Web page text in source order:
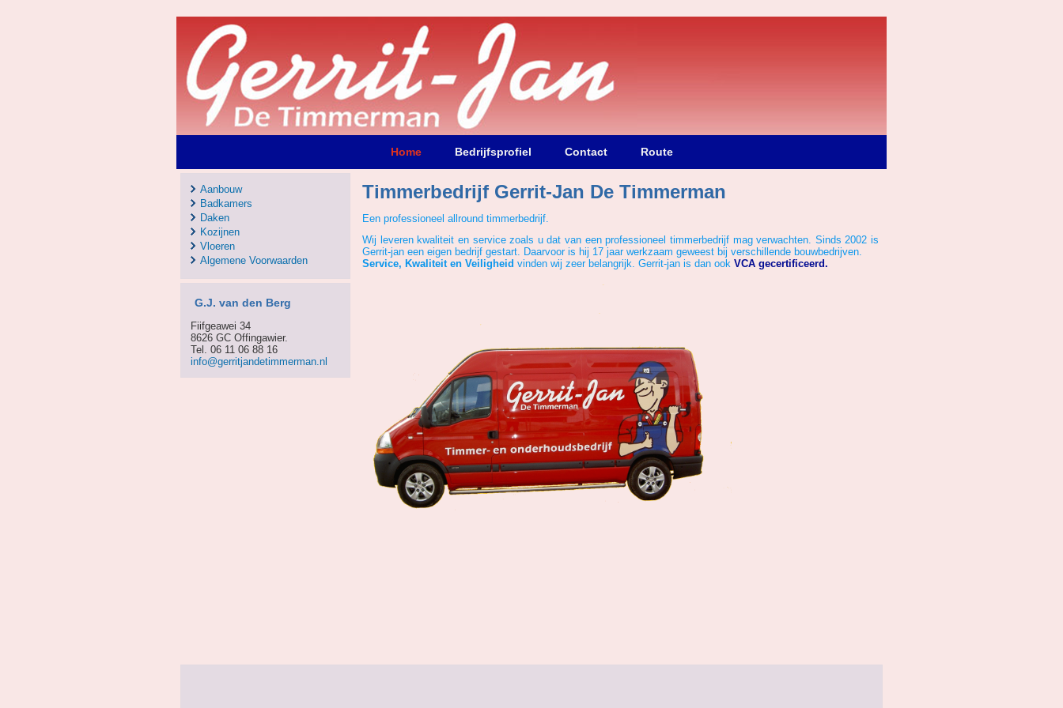
Home Bedrijfsprofiel Contact Route
Aanbouw
Badkamers
Daken
Kozijnen
Vloeren
Algemene Voorwaarden
G.J. van den Berg
Fiifgeawei 34
8626 GC Offingawier.
Tel. 06 11 06 88 16
info@gerritjandetimmerman.nl
Timmerbedrijf Gerrit-Jan De Timmerman
Een professioneel allround timmerbedrijf.
Wij leveren kwaliteit en service zoals u dat van een professioneel timmerbedrijf mag verwachten. Sinds 2002 is
Gerrit-jan een eigen bedrijf gestart. Daarvoor is hij 17 jaar werkzaam geweest bij verschillende bouwbedrijven.
Service, Kwaliteit en Veiligheid vinden wij zeer belangrijk. Gerrit-jan is dan ook VCA gecertificeerd.